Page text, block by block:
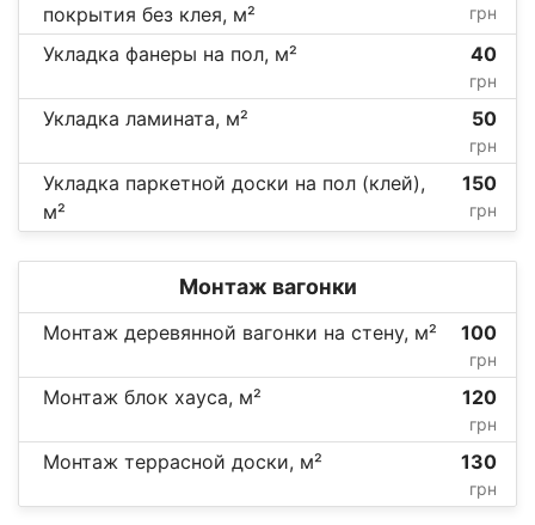
покрытия без клея, м²
грн
Укладка фанеры на пол, м² 40
грн
Укладка ламината, м² 50
грн
Укладка паркетной доски на пол (клей),
м²
150
грн
Монтаж вагонки
Монтаж деревянной вагонки на стену, м² 100
грн
Монтаж блок хауса, м² 120
грн
Монтаж террасной доски, м² 130
грн